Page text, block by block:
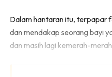
Dalam hantaran itu, terpapar
dan mendakap seorang bayi
dan masih lagi kemerah-